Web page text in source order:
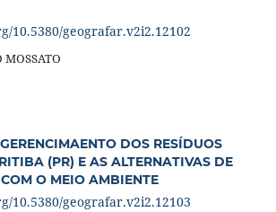
10.5380/geografar.v2i2.12102
DOS RESÍDUOS
(PR) E AS ALTERNATIVAS DE
O MEIO AMBIENTE
10.5380/geografar.v2i2.12103